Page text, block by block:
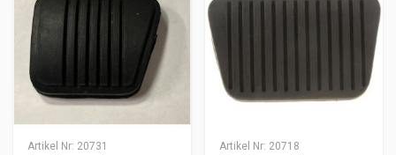
Artikel Nr: 20731 Artikel Nr: 20718